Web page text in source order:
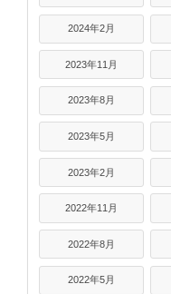
2024年2月
2023年11月
2023年8月
2023年5月
2023年2月
2022年11月
2022年8月
2022年5月